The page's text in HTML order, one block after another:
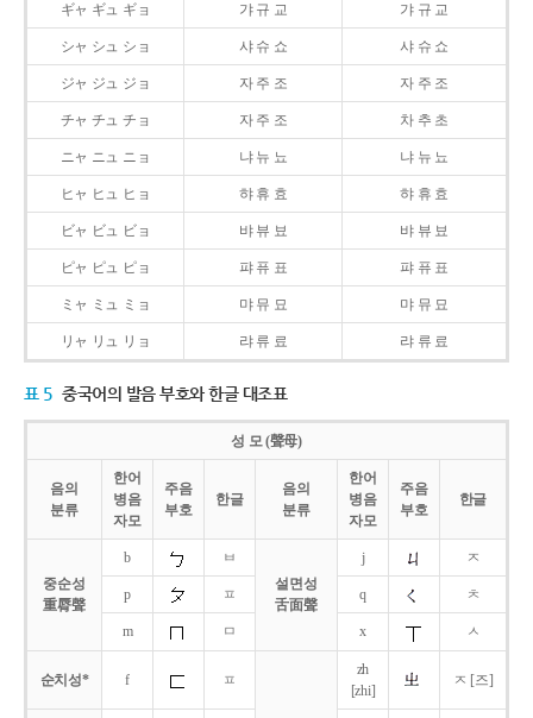
ギャ ギュ ギョ 갸 규 교 갸 규 교
シャ シュ ショ 샤 슈 쇼 샤 슈 쇼
ジャ ジュ ジョ 자 주 조 자 주 조
チャ チュ チョ 자 주 조 차 추 초
ニャ ニュ ニョ 냐 뉴 뇨 냐 뉴 뇨
ヒャ ヒュ ヒョ 햐 휴 효 햐 휴 효
ビャ ビュ ビョ 뱌 뷰 뵤 뱌 뷰 뵤
ピャ ピュ ピョ 퍄 퓨 표 퍄 퓨 표
ミャ ミュ ミョ 먀 뮤 묘 먀 뮤 묘
リャ リュ リョ 랴 류 료 랴 류 료
표 5 중국어의 발음 부호와 한글 대조표
성 모 (聲母)
음의
분류
한어
병음
자모
주음
부호
한글
음의
분류
한어
병음
자모
주음
부호
한글
중순성
重脣聲
b
ㅂ
설면성
舌面聲
j ㅈ
p ㅍ q ㅊ
m ㅁ x ㅅ
순치성* f ㅍ
zh
[zhi]
ㅈ [즈]